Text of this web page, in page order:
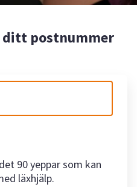
ditt postnummer
90 yeppar som kan
läxhjälp.